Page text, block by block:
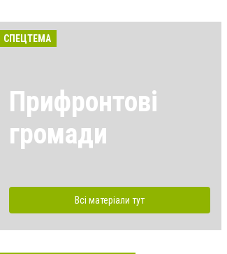
СПЕЦТЕМА
Прифронтові
громади
Всі матеріали тут